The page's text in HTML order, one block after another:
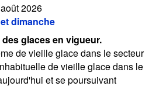
2026
dimanche
glaces en vigueur.
de vieille glace dans le secteur
de vieille glace dans le
et se poursuivant